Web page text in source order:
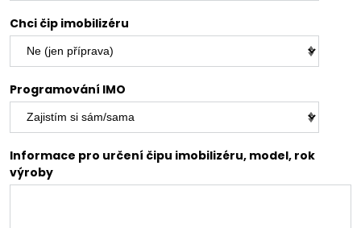
Chci čip imobilizéru
Programování IMO
Informace pro určení čipu imobilizéru, model, rok
výroby